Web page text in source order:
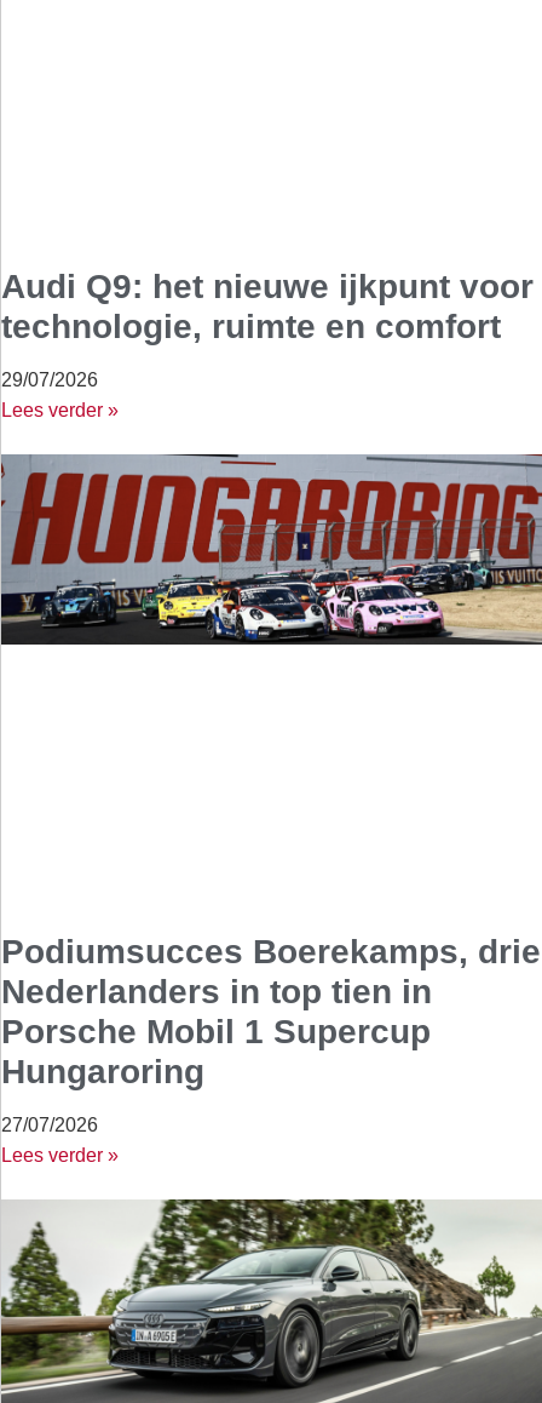
Audi Q9: het nieuwe ijkpunt voor
technologie, ruimte en comfort
29/07/2026
Lees verder »
Podiumsucces Boerekamps, drie
Nederlanders in top tien in
Porsche Mobil 1 Supercup
Hungaroring
27/07/2026
Lees verder »